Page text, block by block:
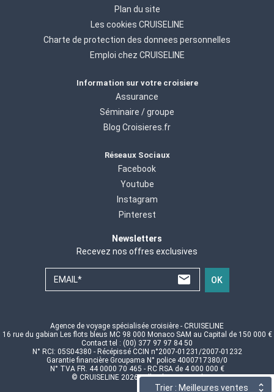
Trier : Meilleures ventes
Plan du site
Les cookies CRUISELINE
Charte de protection des donnees personnelles
Emploi chez CRUISELINE
Information sur votre croisiere
Assurance
Séminaire / groupe
Blog Croisieres.fr
Réseaux Sociaux
Facebook
Youtube
Instagram
Pinterest
Newsletters
Recevez nos offres exclusives
EMAIL* OK
Agence de voyage spécialisée croisière - CRUISELINE
16 rue du gabian Les flots bleus MC 98 000 Monaco SAM au Capital de 150 000 €
Contact tel : (00) 377 97 97 84 50
N° RCI: 05S04380 - Récépissé CCIN n°2007-01231/2007-01232
Garantie financière Groupama N° police 4000717380/0
N° TVA FR. 44 0000 70 465 - RC RSA de 4 000 000 €
© CRUISELINE 2026 - all rights reserved